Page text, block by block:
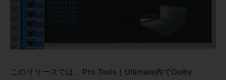
このリリースでは、Pro Tools | Ultimate内でDolby